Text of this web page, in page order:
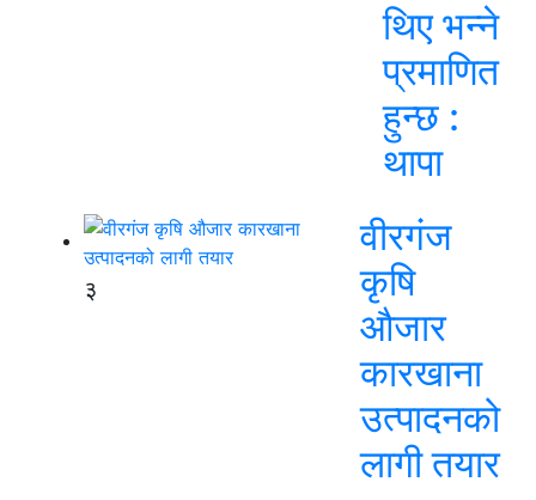
थिए भन्ने
प्रमाणित
हुन्छ :
थापा
३
वीरगंज
कृषि
औजार
कारखाना
उत्पादनको
लागी तयार